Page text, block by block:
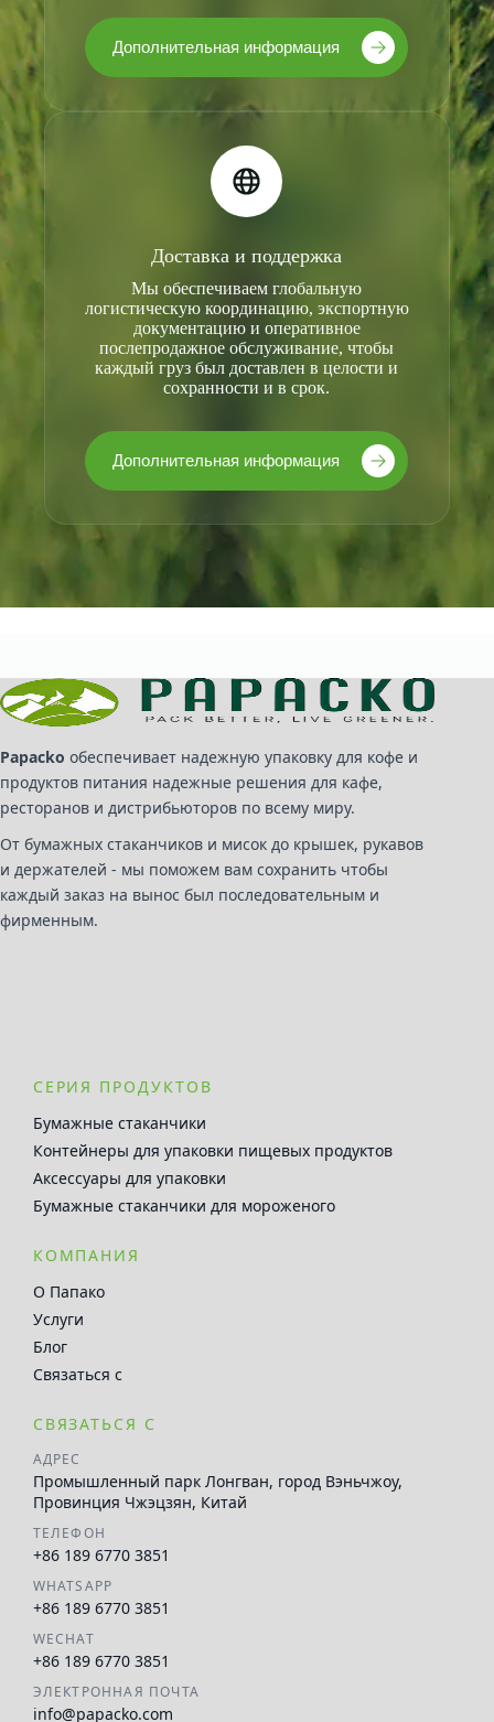
Дополнительная информация
Доставка и поддержка
Мы обеспечиваем глобальную
логистическую координацию, экспортную
документацию и оперативное
послепродажное обслуживание, чтобы
каждый груз был доставлен в целости и
сохранности и в срок.
Дополнительная информация
Papacko обеспечивает надежную упаковку для кофе и
продуктов питания надежные решения для кафе,
ресторанов и дистрибьюторов по всему миру.
От бумажных стаканчиков и мисок до крышек, рукавов
и держателей - мы поможем вам сохранить чтобы
каждый заказ на вынос был последовательным и
фирменным.
СЕРИЯ ПРОДУКТОВ
Бумажные стаканчики
Контейнеры для упаковки пищевых продуктов
Аксессуары для упаковки
Бумажные стаканчики для мороженого
КОМПАНИЯ
О Папако
Услуги
Блог
Связаться с
СВЯЗАТЬСЯ С
АДРЕС
Промышленный парк Лонгван, город Вэньчжоу,
Провинция Чжэцзян, Китай
ТЕЛЕФОН
+86 189 6770 3851
WHATSAPP
+86 189 6770 3851
WECHAT
+86 189 6770 3851
ЭЛЕКТРОННАЯ ПОЧТА
info@papacko.com